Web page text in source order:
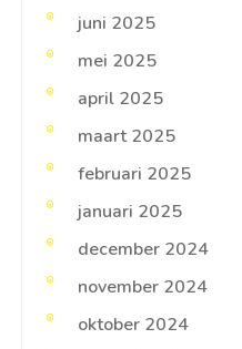
juni 2025
mei 2025
april 2025
maart 2025
februari 2025
januari 2025
december 2024
november 2024
oktober 2024